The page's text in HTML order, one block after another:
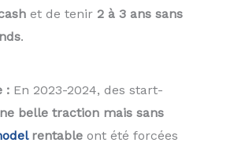
et de tenir 2 à 3 ans sans
.
: En 2023-2024, des start-
belle traction mais sans
rentable ont été forcées